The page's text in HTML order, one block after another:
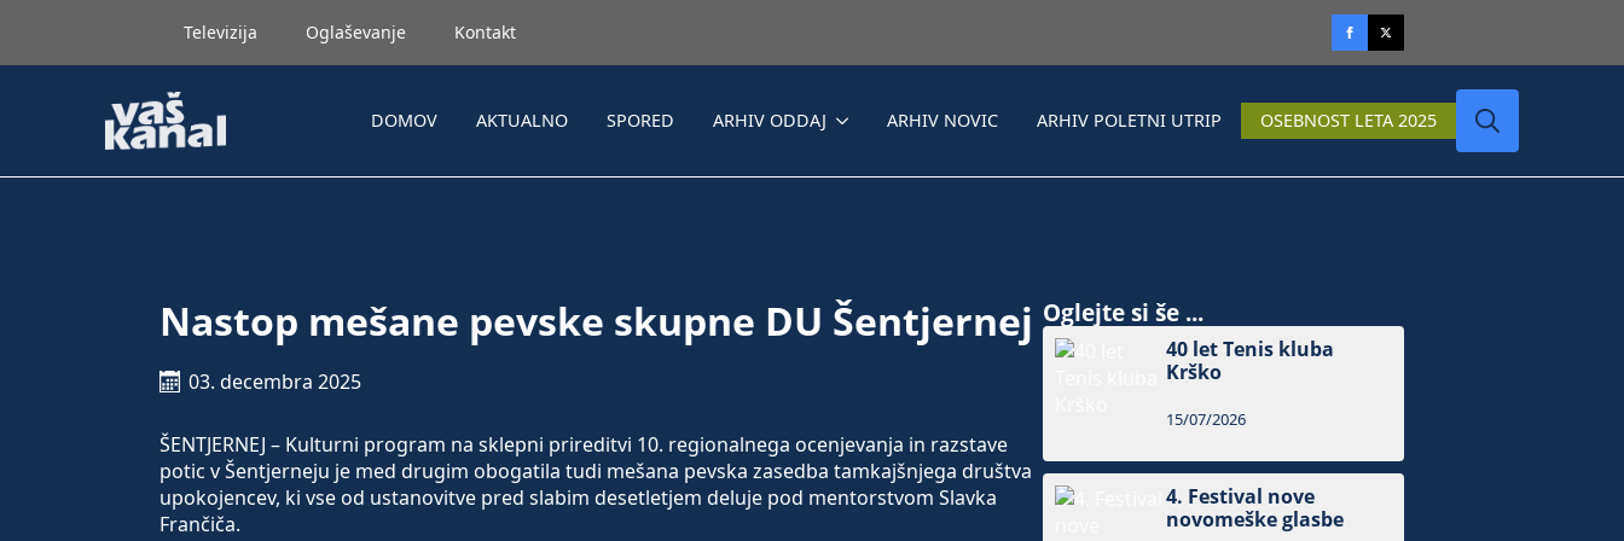
Televizija Oglaševanje Kontakt
DOMOV AKTUALNO SPORED ARHIV ODDAJ ARHIV NOVIC ARHIV POLETNI UTRIP OSEBNOST LETA 2025
Nastop mešane pevske skupne DU Šentjernej
03. decembra 2025
ŠENTJERNEJ – Kulturni program na sklepni prireditvi 10. regionalnega ocenjevanja in razstave
potic v Šentjerneju je med drugim obogatila tudi mešana pevska zasedba tamkajšnjega društva
upokojencev, ki vse od ustanovitve pred slabim desetletjem deluje pod mentorstvom Slavka
Frančiča.
Oglejte si še ...
40 let Tenis kluba
Krško
15/07/2026
4. Festival nove
novomeške glasbe